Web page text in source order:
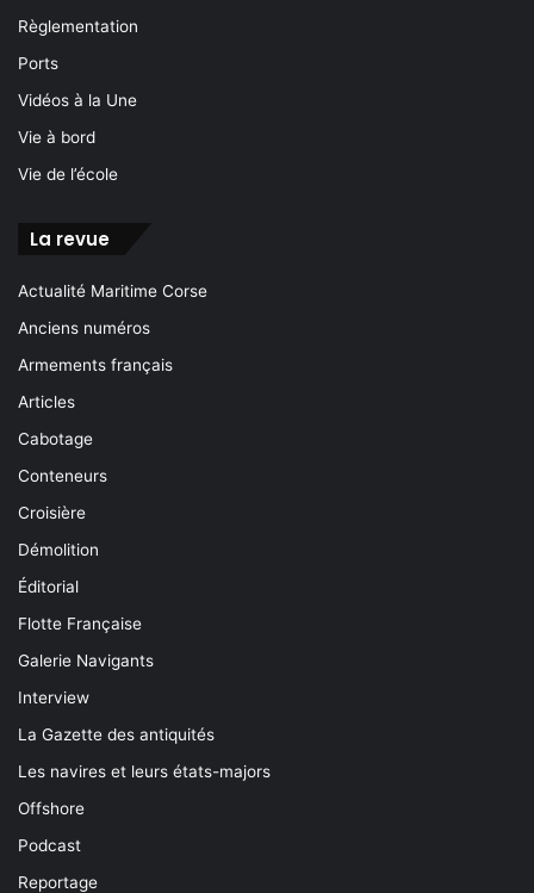
Règlementation
Ports
Vidéos à la Une
Vie à bord
Vie de l’école
La revue
Actualité Maritime Corse
Anciens numéros
Armements français
Articles
Cabotage
Conteneurs
Croisière
Démolition
Éditorial
Flotte Française
Galerie Navigants
Interview
La Gazette des antiquités
Les navires et leurs états-majors
Offshore
Podcast
Reportage